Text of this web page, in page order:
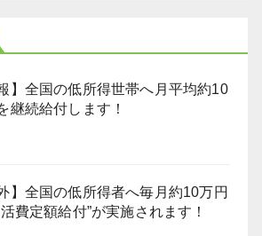
】全国の低所得世帯へ月平均約10
継続給付します！
】全国の低所得者へ毎月約10万円
費定額給付”が実施されます！